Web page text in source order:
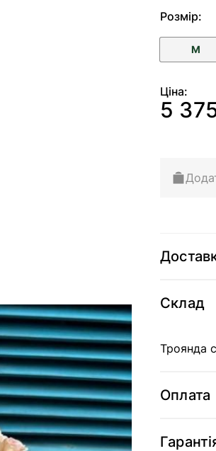
Розмір:
M
Ціна:
5
Склад
Троянда
Оплата